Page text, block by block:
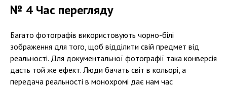
№ 4 Час перегляду
Багато фотографів використовують чорно-білі
зображення для того, щоб відділити свій предмет від
реальності. Для документальної фотографії така конверсія
дасть той же ефект. Люди бачать світ в кольорі, а
передача реальності в монохромі дає нам час